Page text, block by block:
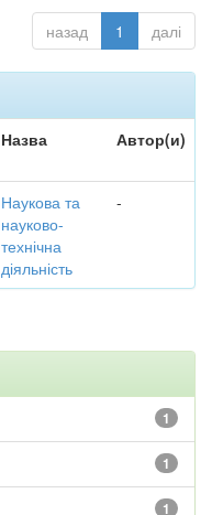
назад 1 далі
Назва Автор(и)
Наукова та
науково-
технічна
діяльність
-
1
1
1